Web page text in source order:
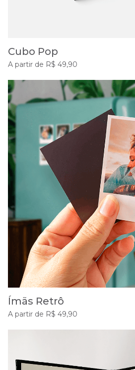
Cubo Pop
A partir de R$ 49,90
Ímãs Retrô
A partir de R$ 49,90